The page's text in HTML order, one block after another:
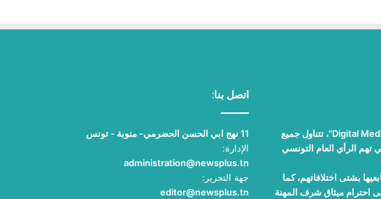
"نيوز بلوس"، جريدة الكترونية مستقلة جامعة، تصدر عن مؤسسة "Digital Media Services"، تتناول جميع
تهم الرأي العام التونسي
بشتى اختلافاتهم، كما
احترام ميثاق شرف المهنة
اتصل بنا:
11 نهج ابي الحسن الحضرمي- منوبة - تونس
الإدارة:
administration@newsplus.tn
جهة التحرير:
editor@newsplus.tn